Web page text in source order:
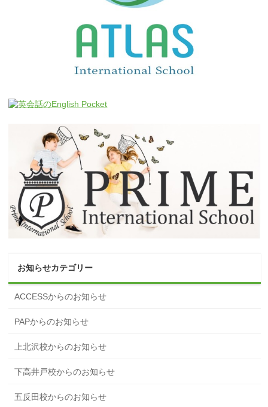
お知らせカテゴリー
ACCESSからのお知らせ
PAPからのお知らせ
上北沢校からのお知らせ
下高井戸校からのお知らせ
五反田校からのお知らせ